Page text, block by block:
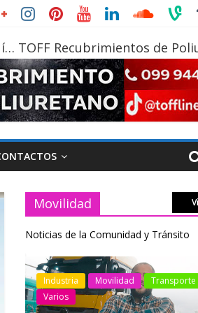
TOFF Recubrimientos de
Movilidad
Noticias de la Comunidad y Tránsito
Industria Movilidad
Transporte
Varios